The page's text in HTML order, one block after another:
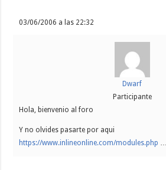
03/06/2006 a las 22:32
Dwarf
Participante
Hola, bienvenio al foro
Y no olvides pasarte por aqui
https://www.inlineonline.com/modules.php